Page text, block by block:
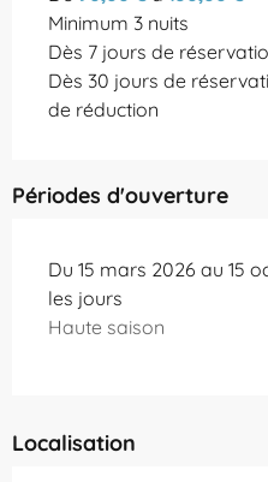
Minimum 3 nuits
Dès 7 jours de
Dès 30 jours de
de réduction
Périodes d'ouverture
Du 15 mars 2026 au 15
les jours
Haute saison
Localisation